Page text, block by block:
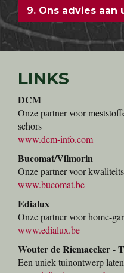
5. Speciale karren
6. Verse planten
8. Voorraad
9. Ons advies aan
LINKS
DCM
Onze partner voor
schors
Bucomat/Vilmorin